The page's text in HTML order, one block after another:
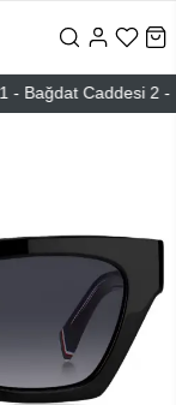
Caddesi 2 -